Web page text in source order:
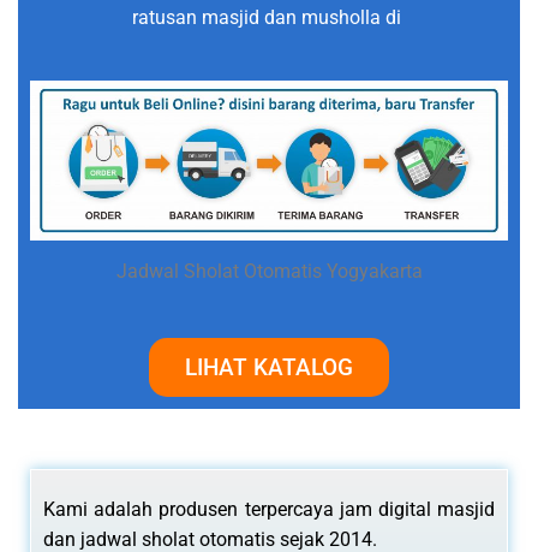
ratusan masjid dan musholla di
Jadwal Sholat Otomatis Yogyakarta
LIHAT KATALOG
Kami adalah produsen terpercaya jam digital masjid
dan jadwal sholat otomatis sejak 2014.